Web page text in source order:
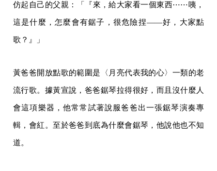
仿起自己的父親：「『來，給大家看一個東西⋯⋯咦，
這是什麼，怎麼會有鋸子，很危險捏——好，大家點
歌？』」
黃爸爸開放點歌的範圍是〈月亮代表我的心〉一類的老
流行歌。據黃宣說，爸爸鋸琴拉得很好，而且沒什麼人
會這項樂器，他常常試著說服爸爸出一張鋸琴演奏專
輯，會紅。至於爸爸到底為什麼會鋸琴，他說他也不知
道。